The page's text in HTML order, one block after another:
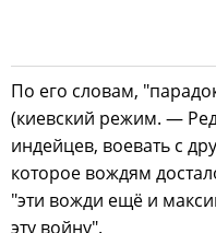
По его словам,
(киевский режим. —
индейцев, воевать с
которое вождям
"эти вожди ещё и
эту войну".